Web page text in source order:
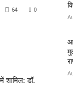
0
64
शामिल: डॉ.